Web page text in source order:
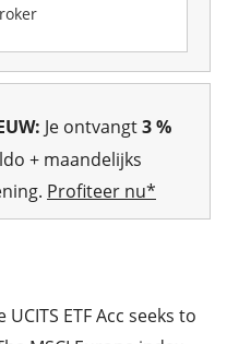
Je ontvangt3 %
+ maandelijks
Profiteer nu*
ETF Acc seeks to